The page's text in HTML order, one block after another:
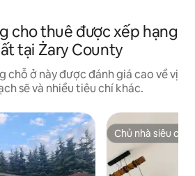
cho thuê được xếp hạng
tại Żary County
chỗ ở này được đánh giá cao về vị
sẽ và nhiều tiêu chí khác.
Chủ nhà siêu cấp
Chủ nhà siêu cấp